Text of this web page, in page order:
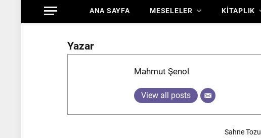
ANA SAYFA MESELELER KİTAPLIK
Yazar
Mahmut Şenol
View all posts
Sahne Tozu